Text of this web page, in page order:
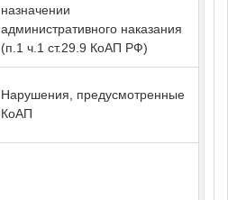
назначении
административного наказания
(п.1 ч.1 ст.29.9 КоАП РФ)
Нарушения, предусмотренные
КоАП